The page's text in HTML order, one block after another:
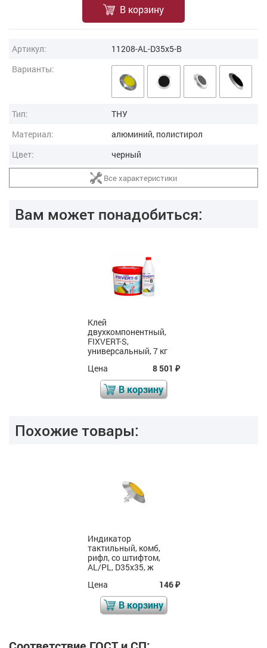
В корзину
Артикул:
11208-AL-D35x5-B
Варианты:
Тип:
ТНУ
Материал:
алюминий, полистирол
Цвет:
черный
Все характеристики
Вам может понадобиться:
Клей
двухкомпонентный,
FIXVERT-S,
универсальный, 7 кг
Цена
8 501 ₽
В корзину
Похожие товары:
Индикатор
тактильный, комб,
рифл, со штифтом,
AL/PL, D35x35, ж
Цена
146₽
В корзину